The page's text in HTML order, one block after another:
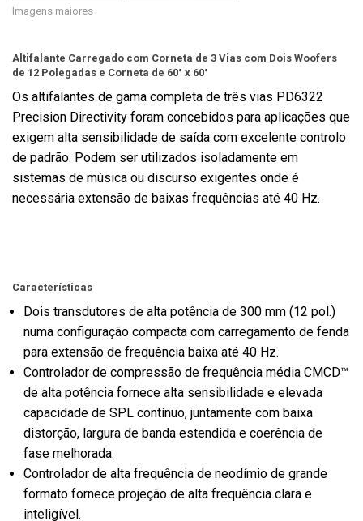
Imagens maiores
Altifalante Carregado com Corneta de 3 Vias com Dois Woofers
de 12 Polegadas e Corneta de 60° x 60°
Os altifalantes de gama completa de três vias PD6322
Precision Directivity foram concebidos para aplicações que
exigem alta sensibilidade de saída com excelente controlo
de padrão. Podem ser utilizados isoladamente em
sistemas de música ou discurso exigentes onde é
necessária extensão de baixas frequências até 40 Hz.
Características
Dois transdutores de alta potência de 300 mm (12 pol.)
numa configuração compacta com carregamento de fenda
para extensão de frequência baixa até 40 Hz.
Controlador de compressão de frequência média CMCD™
de alta potência fornece alta sensibilidade e elevada
capacidade de SPL contínuo, juntamente com baixa
distorção, largura de banda estendida e coerência de
fase melhorada.
Controlador de alta frequência de neodímio de grande
formato fornece projeção de alta frequência clara e
inteligível.